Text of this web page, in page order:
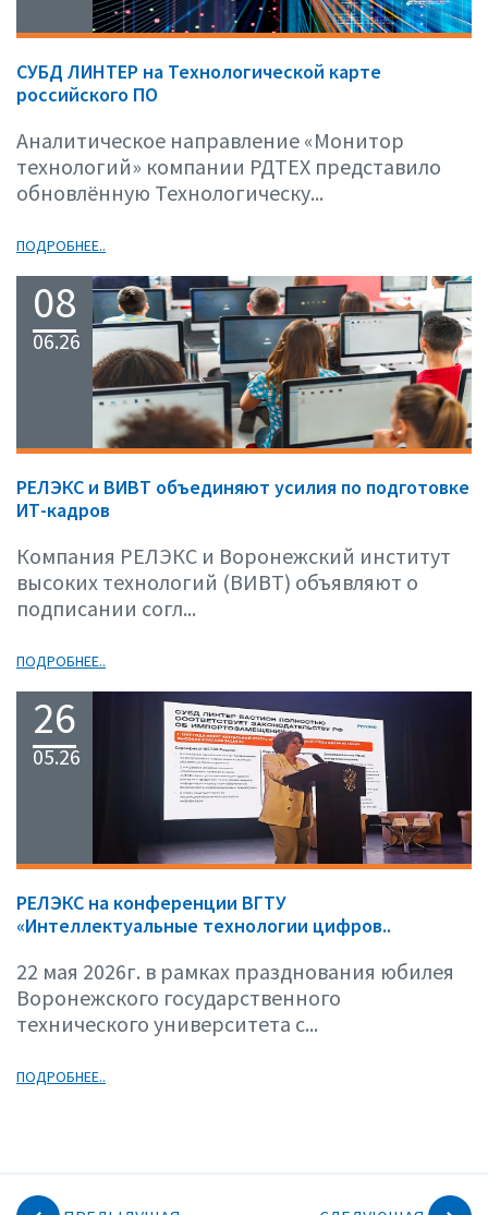
СУБД ЛИНТЕР на Технологической карте
российского ПО
Аналитическое направление «Монитор
технологий» компании РДТЕХ представило
обновлённую Технологическу...
ПОДРОБНЕЕ..
08
06.26
РЕЛЭКС и ВИВТ объединяют усилия по подготовке
ИТ-кадров
Компания РЕЛЭКС и Воронежский институт
высоких технологий (ВИВТ) объявляют о
подписании согл...
ПОДРОБНЕЕ..
26
05.26
РЕЛЭКС на конференции ВГТУ
«Интеллектуальные технологии цифров..
22 мая 2026г. в рамках празднования юбилея
Воронежского государственного
технического университета с...
ПОДРОБНЕЕ..